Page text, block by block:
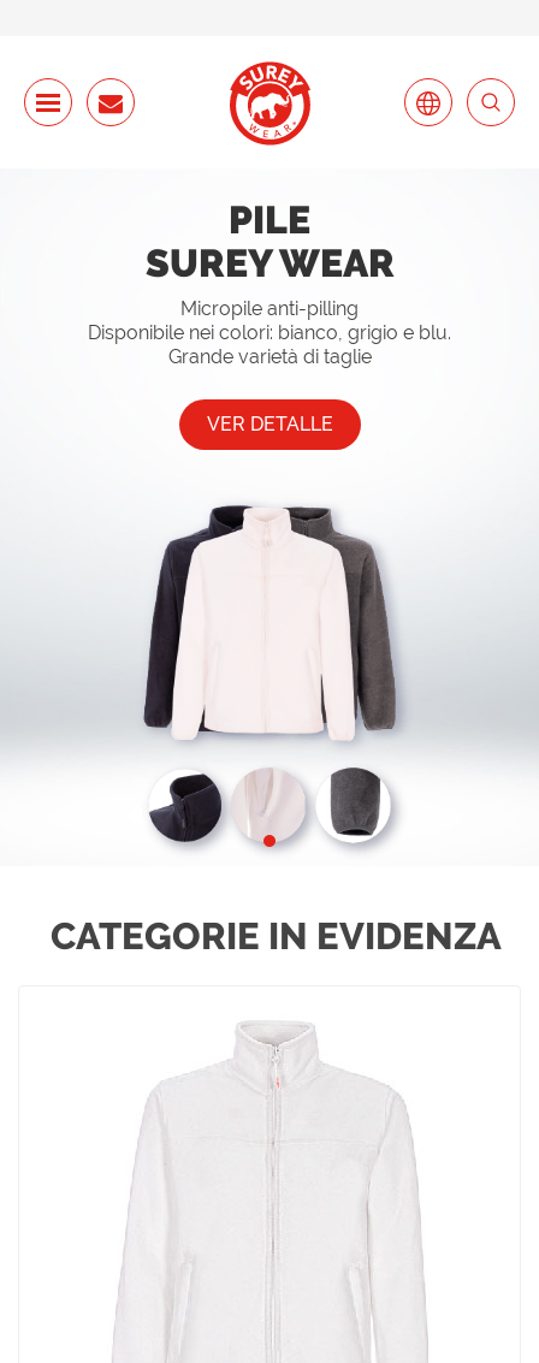
PILE
SUREY WEAR
Micropile anti-pilling
Disponibile nei colori: bianco, grigio e blu.
Grande varietà di taglie
VER DETALLE
CATEGORIE IN EVIDENZA